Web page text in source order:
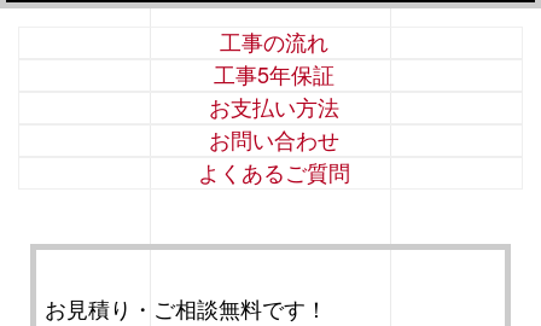
工事の流れ
工事5年保証
お支払い方法
お問い合わせ
よくあるご質問
お見積り・ご相談無料です！